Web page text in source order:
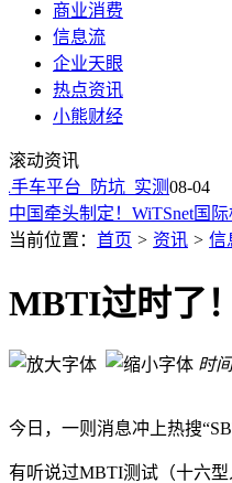
商业消费
信息流
企业天眼
热点资讯
小熊财经
滚动资讯
车平台_防坑_实测08-04
站在光里！创业板ETF天弘
2024年坠落新泽西陨石现生
中国牵头制定！WiTSnet国
美光纽约晶圆厂再陷环境诉
DeepSeek掀起AI低价革命：
北美四大云厂商AI投资维持
百思买任命行业资深人士为
韩国电池材料公司EcoPro二
站在光里！创业板ETF天弘
当前位置： 首页 > 资讯 > 信
MBTI过时了
时
今日，一则消息冲上热搜
有听说过MBTI测试（十六型